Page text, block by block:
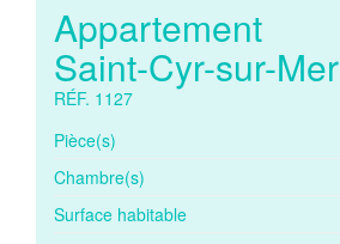
Appartement
Saint-Cyr-sur-Mer
RÉF. 1127
Pièce(s)
Chambre(s)
Surface habitable